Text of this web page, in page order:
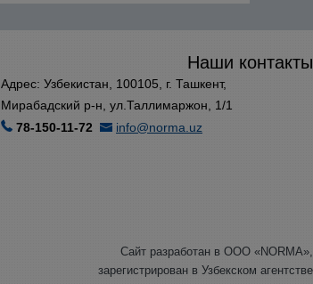
Наши контакты
Адрес: Узбекистан, 100105, г. Ташкент,
Мирабадский р-н, ул.Таллимаржон, 1/1
78-150-11-72
info@norma.uz
Сайт разработан в ООО «NORMA»,
зарегистрирован в Узбекском агентстве